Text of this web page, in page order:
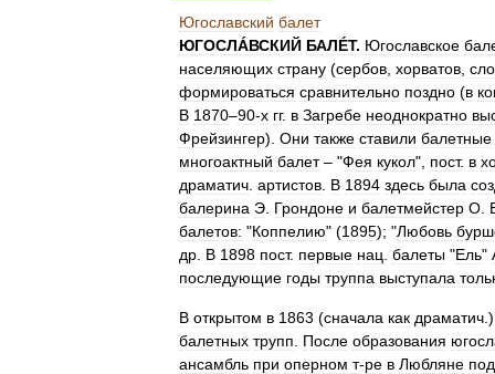
Югославский балет
ЮГОСЛÁВСКИЙ БАЛÉТ. Югославское
населяющих страну (сербов хорватов
формироваться сравнительно поздно (в
В 1870–90-х гг. в Загребе неоднократно
Фрейзингер). Они также ставили балетные
многоактный балет– "Фея кукол", пост. в
драматич артистов В 1894 здесь была
балерина Э Грондоне и балетмейстер О
балетов: "Коппелию" (1895); "Любовь
др В 1898 пост. первые нац балеты "Ель"
последующие годы труппа выступала
В открытом в 1863 (сначала как драматич .)
балетных трупп После образования
ансамбль при оперном т-ре в Любляне под